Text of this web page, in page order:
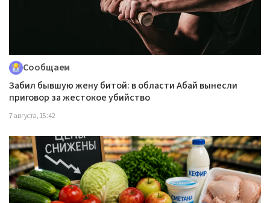
Сообщаем
Забил бывшую жену битой: в области Абай вынесли
приговор за жестокое убийство
7 августа, 15:42